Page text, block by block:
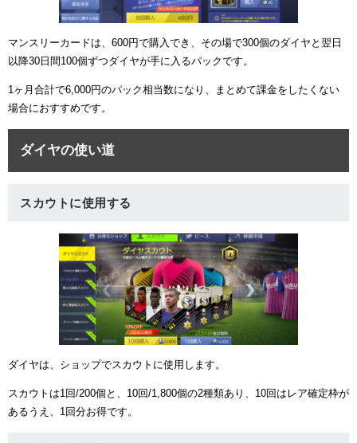
マンスリーカードは、600円で購入でき、その場で300個のダイヤと翌日
以降30日間100個ずつダイヤが手に入るパックです。
1ヶ月合計で6,000円のパック相当数になり、まとめて課金をしたくない
場合におすすめです。
ダイヤの使い道
スカウトに使用する
ダイヤは、ショップでスカウトに使用します。
スカウトは1回/200個と、10回/1,800個の2種類あり、10回はレア確定枠が
あるうえ、1回分お得です。